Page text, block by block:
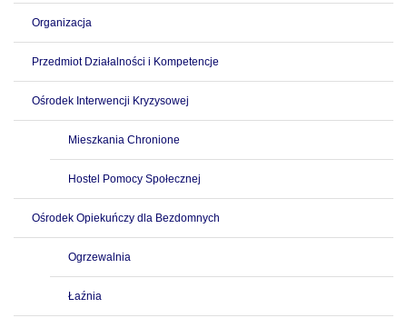
Organizacja
Przedmiot Działalności i Kompetencje
Ośrodek Interwencji Kryzysowej
Mieszkania Chronione
Hostel Pomocy Społecznej
Ośrodek Opiekuńczy dla Bezdomnych
Ogrzewalnia
Łaźnia